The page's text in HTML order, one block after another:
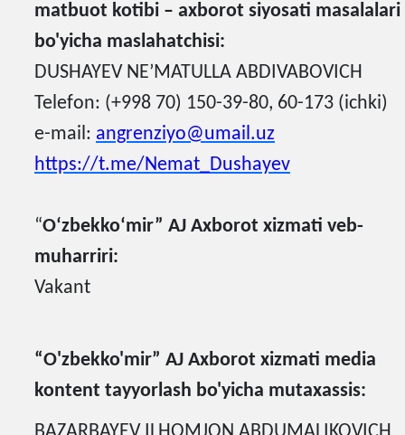
matbuot kotibi – axborot siyosati masalalari
bo'yicha maslahatchisi:
DUSHAYEV NE’MATULLA ABDIVABOVICH
Telefon: (+998 70) 150-39-80, 60-173 (ichki)
e-mail: angrenziyo@umail.uz
https://t.me/Nemat_Dushayev
“O‘zbekko‘mir” AJ Axborot xizmati veb-
muharriri:
Vakant
“O'zbekko'mir” ​​ AJ Axborot xizmati media
kontent tayyorlash bo'yicha mutaxassis: